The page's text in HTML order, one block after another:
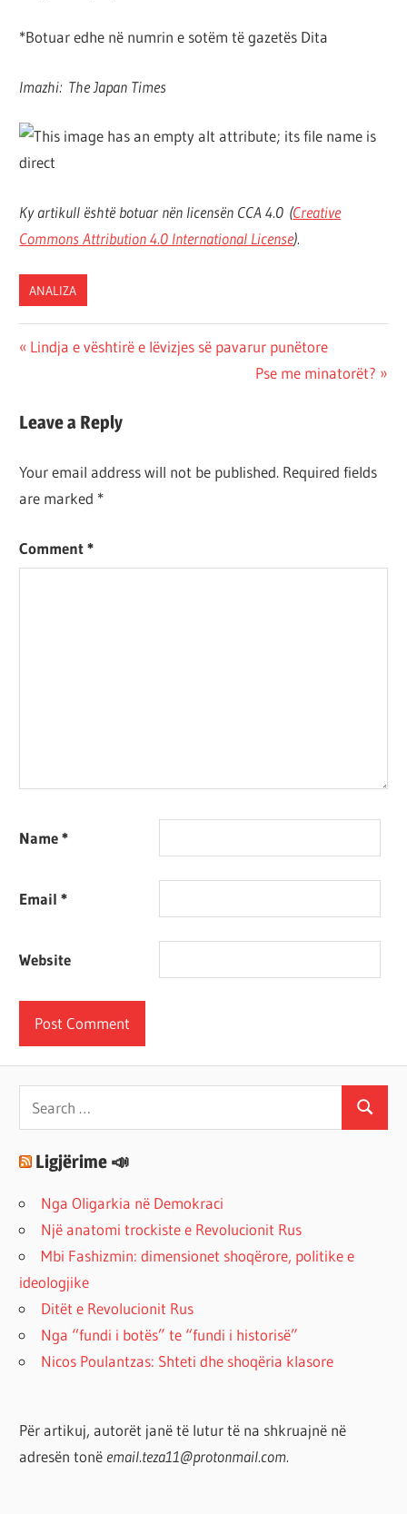
*Botuar edhe në numrin e sotëm të gazetës Dita
Imazhi: The Japan Times
Ky artikull është botuar nën licensën CCA 4.0 (Creative
Commons Attribution 4.0 International License).
ANALIZA
Post
Previous
Lindja e vështirë e lëvizjes së pavarur punëtore
Next
Pse me minatorët?
Leave a Reply
Your email address will not be published. Required fields
are marked *
Comment*
Name*
Email*
Website
Search
Ligjërime 📣
Nga Oligarkia në Demokraci
Një anatomi trockiste e Revolucionit Rus
Mbi Fashizmin: dimensionet shoqërore, politike e
ideologjike
Ditët e Revolucionit Rus
Nga “fundi i botës” te “fundi i historisë”
Nicos Poulantzas: Shteti dhe shoqëria klasore
Për artikuj, autorët janë të lutur të na shkruajnë në
adresën tonë email.teza11@protonmail.com.